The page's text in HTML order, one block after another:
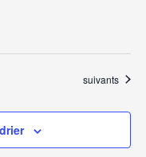
Évènements
suivants